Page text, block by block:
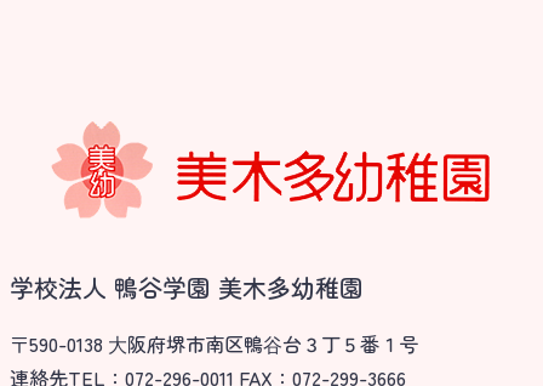
学校法人 鴨谷学園 美木多幼稚園
〒590-0138 ⼤阪府堺市南区鴨⾕台３丁５番１号
連絡先TEL：072-296-0011 FAX：072-299-3666